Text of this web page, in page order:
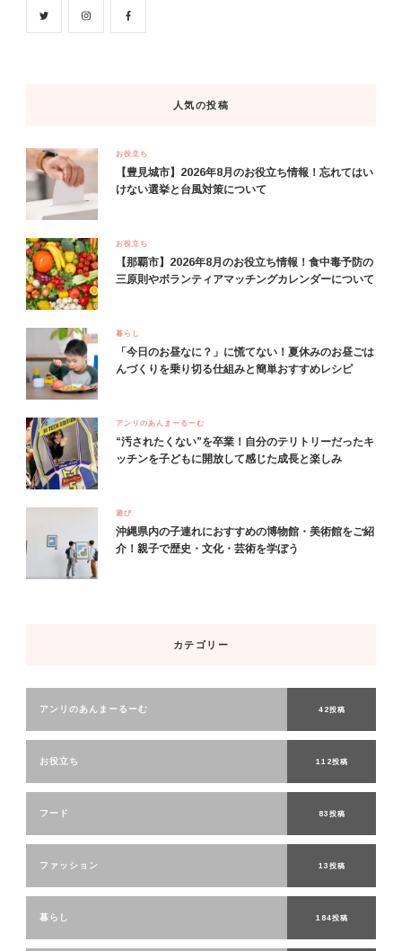
人気の投稿
お役立ち
【豊見城市】2026年8月のお役立ち情報！忘れてはい
けない選挙と台風対策について
お役立ち
【那覇市】2026年8月のお役立ち情報！食中毒予防の
三原則やボランティアマッチングカレンダーについて
暮らし
「今日のお昼なに？」に慌てない！夏休みのお昼ごは
んづくりを乗り切る仕組みと簡単おすすめレシピ
アンリのあんまーるーむ
“汚されたくない”を卒業！自分のテリトリーだったキ
ッチンを子どもに開放して感じた成長と楽しみ
遊び
沖縄県内の子連れにおすすめの博物館・美術館をご紹
介！親子で歴史・文化・芸術を学ぼう
カテゴリー
アンリのあんまーるーむ 42投稿
お役立ち 112投稿
フード 83投稿
ファッション 13投稿
暮らし 184投稿